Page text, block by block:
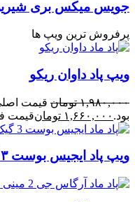
جویس میکس بری شیرین
پرفروش ترین ویپ ها
ویپ پاد داوان ریکو
۱,۹۸۰,۰۰۰ تومان
بود. ۱,۶۶۰,۰۰۰ تومانقیمت فعلی:
ویپ پاد ایجیس بوست ۳ گیک ویپ